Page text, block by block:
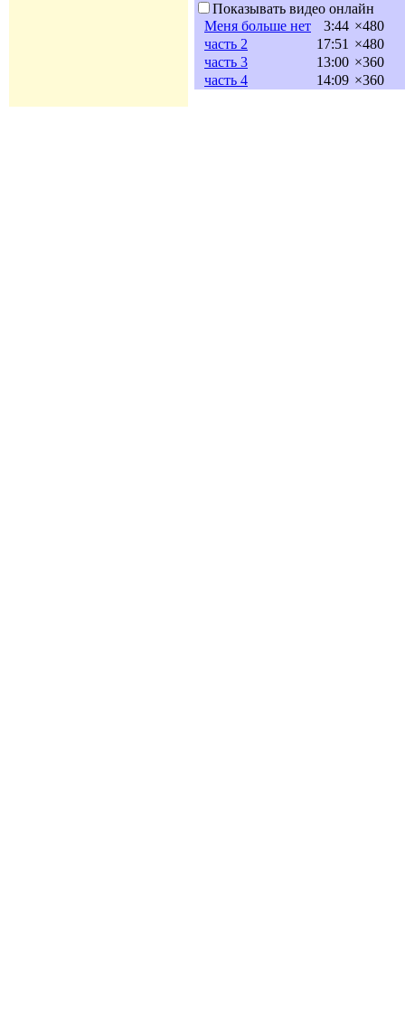
Показывать видео онлайн
Меня больше нет
3:44 ×480
часть 2
17:51 ×480
часть 3
13:00 ×360
часть 4
14:09 ×360